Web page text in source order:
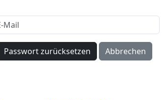
Passwort zurücksetzen Abbrechen